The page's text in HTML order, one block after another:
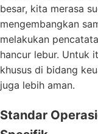
besar, kita merasa
mengembangkan
melakukan
hancur lebur. Untuk
khusus di bidang
juga lebih aman.
Standar